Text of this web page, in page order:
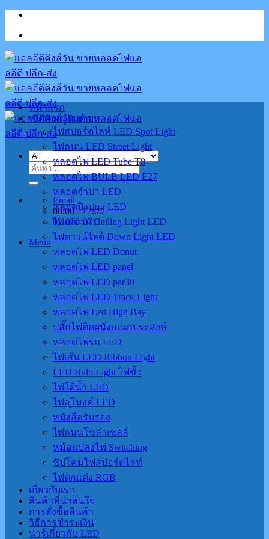
Skip
content
ค้นหา:
Email
08:00 - 17:00
02-070-0711
Menu
หน้าแรก
หมวดหมู่สินค้า
ไฟสปอร์ตไลท์ LED Spot Light
ไฟถนน LED Street Light
หลอดไฟ LED Tube T8
หลอดไฟ BULB LED E27
หลอดจำปา LED
หลอดปิงปอง LED
ไฟเพดาน Ceiling Light LED
ไฟดาวน์ไลต์ Down Light LED
หลอดไฟ LED Donut
หลอดไฟ LED panel
หลอดไฟ LED par30
หลอดไฟ LED Track Light
หลอดไฟ Led High Bay
ปลั๊กไฟติดผนังอเนกประสงค์
หลอดไฟรถ LED
ไฟเส้น LED Ribbon Light
LED Bulb Light ไฟขั้ว
ไฟใต้น้ำ LED
ไฟอุโมงค์ LED
หนังสือรับรอง
ไฟถนนโซล่าเชลล์
หม้อแปลงไฟ Switching
ชิปโคมไฟสปอร์ตไลท์
ไฟตกแต่ง RGB
เกี่ยวกับเรา
สินค้าที่น่าสนใจ
การสั่งซื้อสินค้า
วิธีการชำระเงิน
น่ารู้เกี่ยวกับ LED